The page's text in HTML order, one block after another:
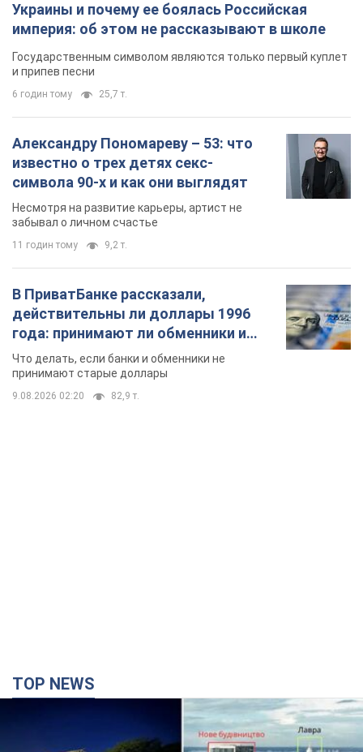
Украины и почему ее боялась Российская
империя: об этом не рассказывают в школе
Государственным символом являются только первый куплет
и припев песни
6 годин тому 25,7 т.
Александру Пономареву – 53: что
известно о трех детях секс-
символа 90-х и как они выглядят
Несмотря на развитие карьеры, артист не
забывал о личном счастье
11 годин тому 9,2 т.
В ПриватБанке рассказали,
действительны ли доллары 1996
года: принимают ли обменники и
банки такие купюры
Что делать, если банки и обменники не
принимают старые доллары
9.08.2026 02:20 82,9 т.
TOP NEWS